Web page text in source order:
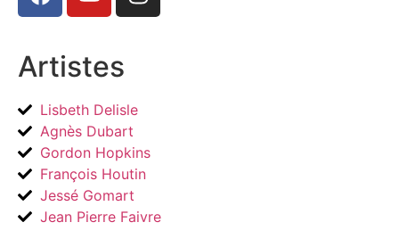
Artistes
Lisbeth Delisle
Agnès Dubart
Gordon Hopkins
François Houtin
Jessé Gomart
Jean Pierre Faivre